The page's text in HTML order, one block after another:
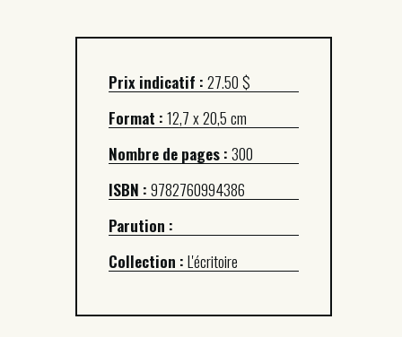
Prix indicatif :27.50 $
Format :12,7 x 20,5 cm
Nombre de pages :300
ISBN :9782760994386
Parution :
Collection :L'écritoire